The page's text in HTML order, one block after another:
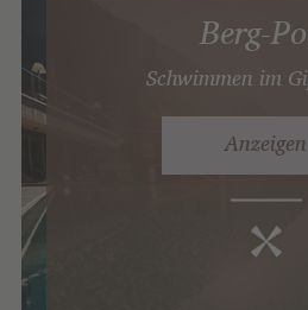
Berg-
Schwimmen im
Anzeigen